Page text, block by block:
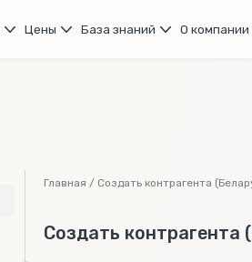
Цены База знаний О компании
Главная / Создать контрагента
Создать контрагента